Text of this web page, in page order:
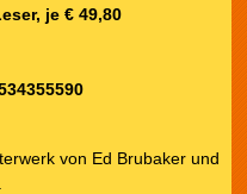
je € 49,80
von Ed Brubaker und